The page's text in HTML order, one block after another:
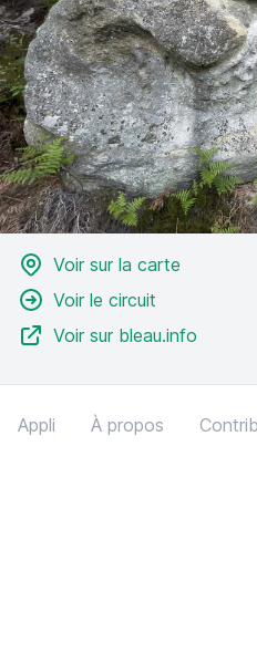
Voir sur la carte
Voir le circuit
Voir sur bleau.info
Appli À propos